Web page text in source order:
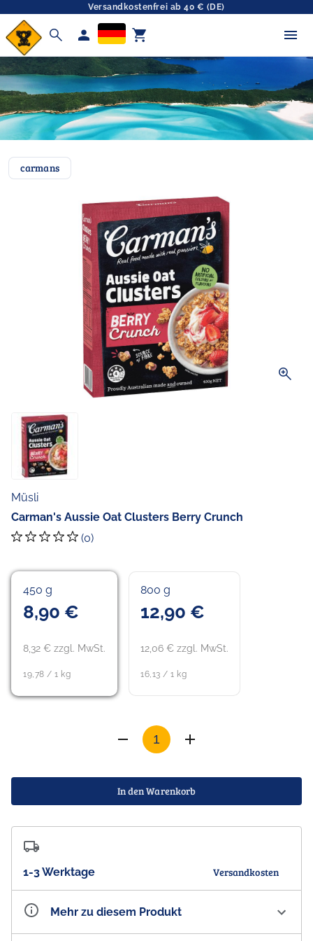
Versandkostenfrei ab 40 € (DE)
search person shopping_cart
carmans
zoom_in
Müsli
Carman's Aussie Oat Clusters Berry Crunch
(0)
450 g
8,90 €
8,32 € zzgl. MwSt.
19,78 / 1 kg
800 g
12,90 €
12,06 € zzgl. MwSt.
16,13 / 1 kg
In den Warenkorb
1-3 Werktage Versandkosten
Mehr zu diesem Produkt